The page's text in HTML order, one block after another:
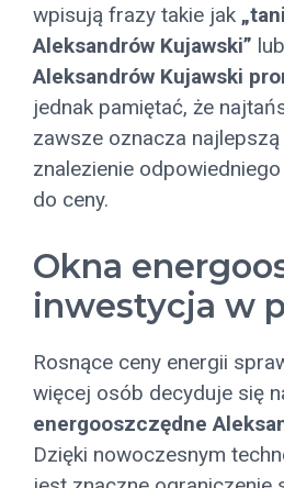
wpisują frazy takie jak
Aleksandrów Kujawski” lub
Aleksandrów Kujawski
jednak pamiętać, że
zawsze oznacza
znalezienie
do ceny.
Okna
inwestycja w
Rosnące ceny energii
więcej osób decyduje się
energooszczędne
Dzięki nowoczesnym